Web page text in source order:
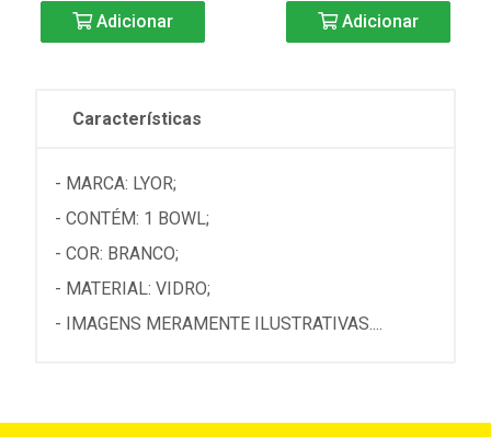
Adicionar Adicionar
Características
- MARCA: LYOR;
- CONTÉM: 1 BOWL;
- COR: BRANCO;
- MATERIAL: VIDRO;
- IMAGENS MERAMENTE ILUSTRATIVAS....